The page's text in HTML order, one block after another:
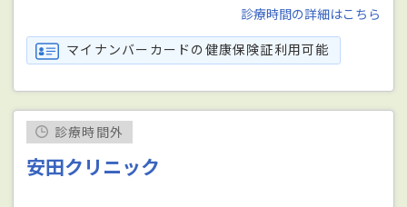
診療時間の詳細はこちら
マイナンバーカードの健康保険証利用可能
診療時間外
安田クリニック